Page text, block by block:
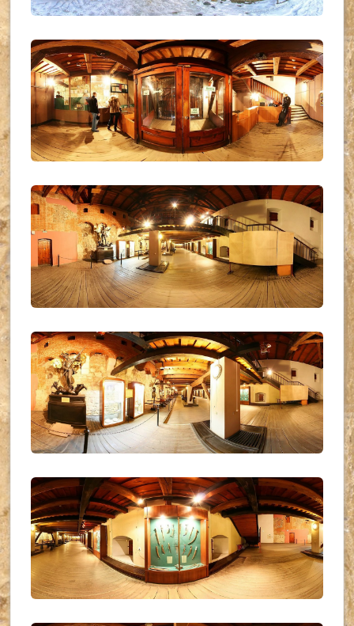
UKR_(03)
UKR_(01)
UKR_(04)
UKR_(05)